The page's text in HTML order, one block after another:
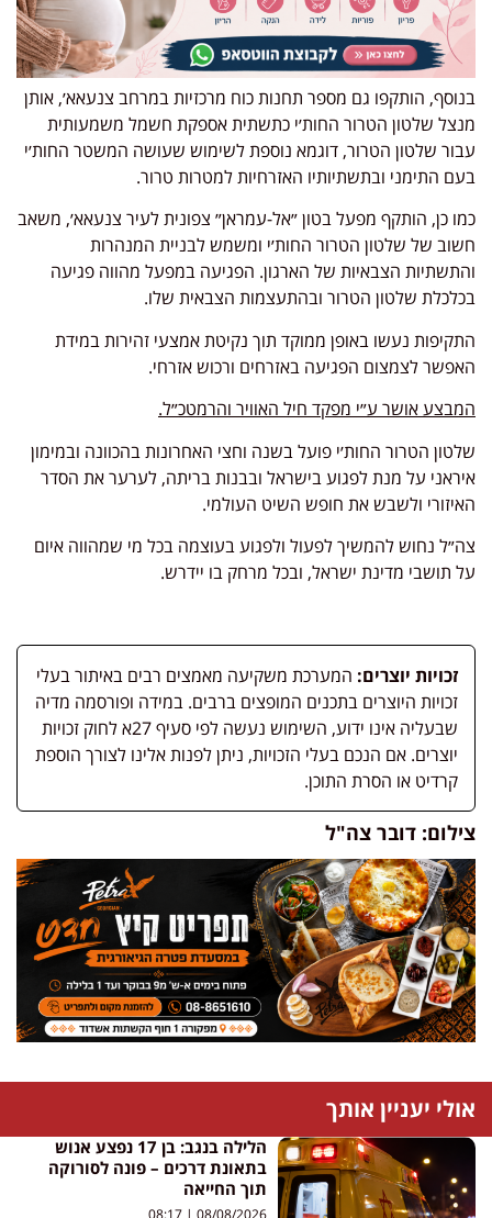
בנוסף, הותקפו גם מספר תחנות כוח מרכזיות במרחב צנעאא׳, אותן
מנצל שלטון הטרור החות׳י כתשתית אספקת חשמל משמעותית
עבור שלטון הטרור, דוגמא נוספת לשימוש שעושה המשטר החות׳י
בעם התימני ובתשתיותיו האזרחיות למטרות טרור.
כמו כן, הותקף מפעל בטון ״אל-עמראן״ צפונית לעיר צנעאא׳, משאב
חשוב של שלטון הטרור החות׳י ומשמש לבניית המנהרות
והתשתיות הצבאיות של הארגון. הפגיעה במפעל מהווה פגיעה
בכלכלת שלטון הטרור ובהתעצמות הצבאית שלו.
התקיפות נעשו באופן ממוקד תוך נקיטת אמצעי זהירות במידת
האפשר לצמצום הפגיעה באזרחים ורכוש אזרחי.
המבצע אושר ע״י מפקד חיל האוויר והרמטכ״ל.
שלטון הטרור החות׳י פועל בשנה וחצי האחרונות בהכוונה ובמימון
איראני על מנת לפגוע בישראל ובבנות בריתה, לערער את הסדר
האיזורי ולשבש את חופש השיט העולמי.
צה״ל נחוש להמשיך לפעול ולפגוע בעוצמה בכל מי שמהווה איום
על תושבי מדינת ישראל, ובכל מרחק בו יידרש.
זכויות יוצרים: המערכת משקיעה מאמצים רבים באיתור בעלי
זכויות היוצרים בתכנים המופצים ברבים. במידה ופורסמה מדיה
שבעליה אינו ידוע, השימוש נעשה לפי סעיף 27א לחוק זכויות
יוצרים. אם הנכם בעלי הזכויות, ניתן לפנות אלינו לצורך הוספת
קרדיט או הסרת התוכן.
צילום: דובר צה"ל
אולי יעניין אותך
הלילה בנגב: בן 17 נפצע אנוש
בתאונת דרכים – פונה לסורוקה
תוך החייאה